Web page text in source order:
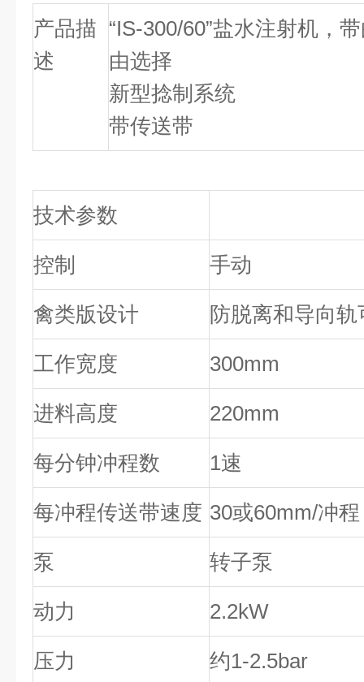
产品描
述
“IS-300/60”盐水注射机，
由选择
新型捻制系统
带传送带
技术参数
控制 手动
禽类版设计 防脱离和导向
工作宽度 300mm
进料高度 220mm
每分钟冲程数 1速
每冲程传送带速度 30或60mm/冲程
泵 转子泵
动力 2.2kW
压力 约1-2.5bar